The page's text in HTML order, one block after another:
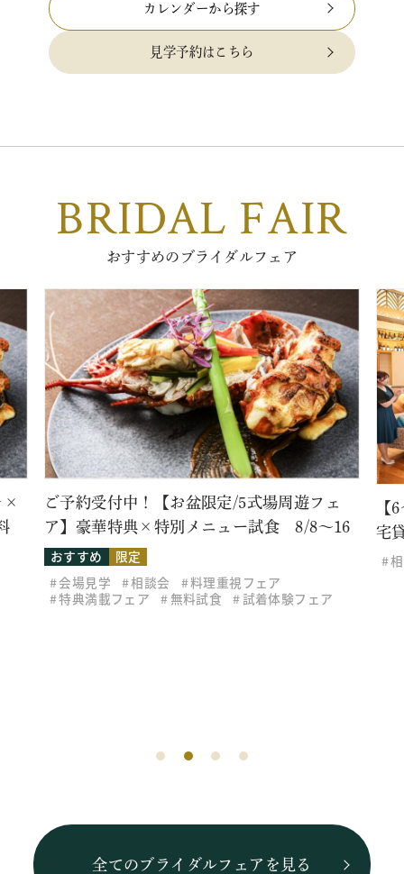
カレンダーから探す
見学予約はこちら
BRIDAL FAIR
おすすめのブライダルフェア
【お盆限定/5式場周遊フェ
特別メニュー試食 8/8～16
料理重視フェア
無料試食 試着体験フェア
【6～30名様アットホ
宅貸切家族会食
全てのブライダルフェアを見る